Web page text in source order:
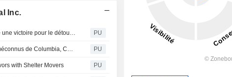
Inc.
GFL Environmental : L’équipe de GFL Trail remporte une victoire pour le détournement des matières résiduelles aux Jeux d’hiver de la C.-B. PU
Animés par le dévouement : Rencontrez les héros méconnus de Columbia, Caroline du Sud ! PU
with Shelter Movers PU